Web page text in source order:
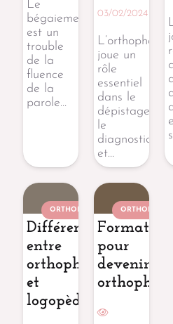
Le
bégaiement
est un
trouble
de la
fluence
de la
parole…
03/02/2024
joue un
rôle
essentiel
dans le
dépistage,
le
diagnostic
et…
ORTHOPHONISTE
Différence
entre
orthophoniste
et
logopède
Formation
pour
devenir